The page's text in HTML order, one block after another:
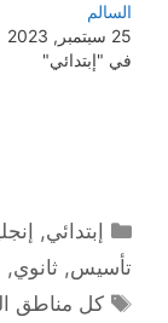
السالم
25 سبتمبر, 2023
في "إبتدائي"
التصنيفات
إبتدائي,
تأسيس, ثانوي,
الوسوم
كل مناطق